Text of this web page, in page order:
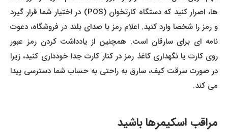
ها، اصرار کنید که دستگاه کارتخوان (POS) در اختیار شما قرار گیرد
و رمز را شخصا وارد کنید. اعلام رمز با صدای بلند در فروشگاه، دعوت
نامه ای برای سارقان است. همچنین از یادداشت کردن رمز عبور
روی کارت یا نگهداری کاغذ رمز در کنار کارت جدا خودداری کنید، زیرا
در صورت سرقت کیف، سارق به راحتی به حساب شما دسترسی پیدا
می کند.
مراقب اسکیمرها باشید